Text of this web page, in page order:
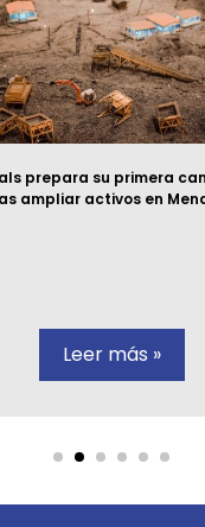
prepara su primera
ampliar activos en
Leer más »